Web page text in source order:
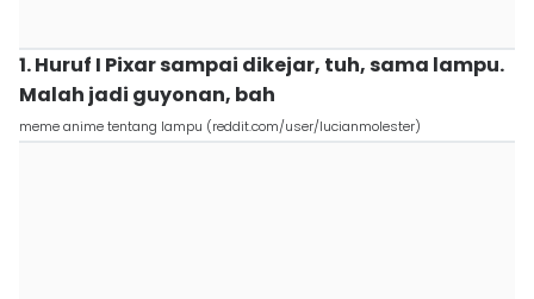
1. Huruf I Pixar sampai dikejar, tuh, sama lampu.
Malah jadi guyonan, bah
meme anime tentang lampu (reddit.com/user/lucianmolester)